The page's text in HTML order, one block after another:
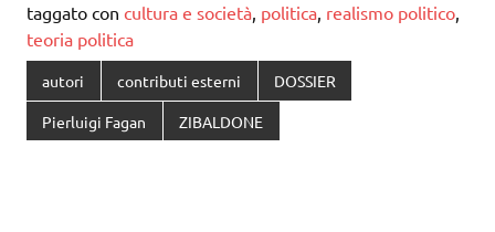
taggato con cultura e società, politica, realismo politico,
teoria politica
autori contributi esterni DOSSIER
Pierluigi Fagan ZIBALDONE